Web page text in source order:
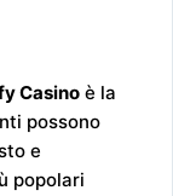
Casino è la
possono
e
popolari